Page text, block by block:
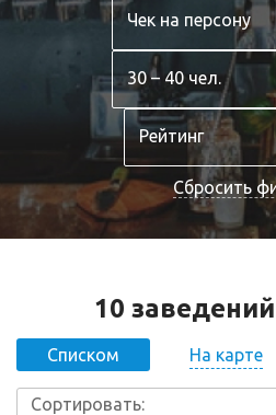
Чек на персону
30 – 40 чел.
Рейтинг
Сбросить
10
Списком На карте
Сортировать: